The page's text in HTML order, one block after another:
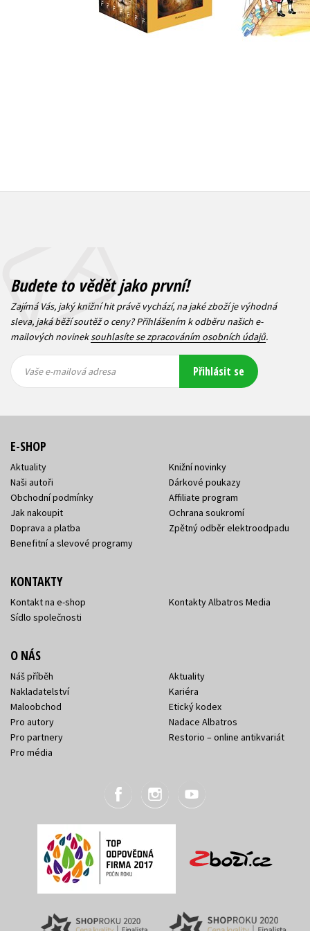
Do košíku Do
Budete to vědět jako první!
Zajímá Vás, jaký knižní hit právě vychází, na jaké zboží je výhodná
sleva, jaká běží soutěž o ceny? Přihlášením k odběru našich e-
mailových novineksouhlasíte se zpracováním osobních údajů.
mailová
mailová
Vaše e-mailová adresa Přihlásit se
E-SHOP
Aktuality
Naši autoři
Obchodní podmínky
Jak nakoupit
Doprava a platba
Benefitní a slevové programy
Knižní novinky
Dárkové poukazy
Affiliate program
Ochrana soukromí
Zpětný odběr elektroodpadu
KONTAKTY
Kontakt na e-shop
Sídlo společnosti
Kontakty Albatros Media
O NÁS
Náš příběh
Nakladatelství
Maloobchod
Pro autory
Pro partnery
Pro média
Aktuality
Kariéra
Etický kodex
Nadace Albatros
Restorio – online antikvariát